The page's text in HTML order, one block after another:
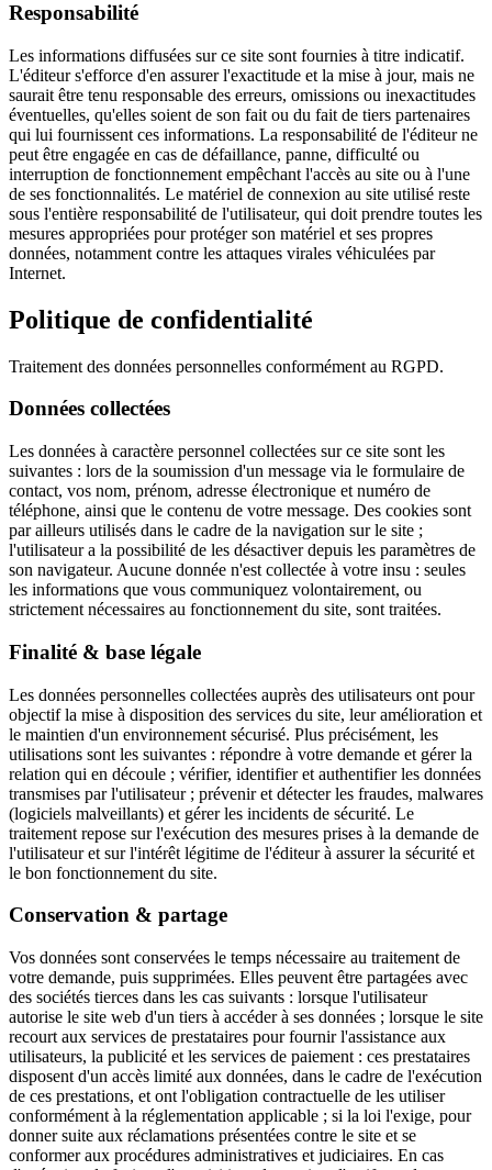
Responsabilité
Les informations diffusées sur ce site sont fournies à titre indicatif.
L'éditeur s'efforce d'en assurer l'exactitude et la mise à jour, mais ne
saurait être tenu responsable des erreurs, omissions ou inexactitudes
éventuelles, qu'elles soient de son fait ou du fait de tiers partenaires
qui lui fournissent ces informations. La responsabilité de l'éditeur ne
peut être engagée en cas de défaillance, panne, difficulté ou
interruption de fonctionnement empêchant l'accès au site ou à l'une
de ses fonctionnalités. Le matériel de connexion au site utilisé reste
sous l'entière responsabilité de l'utilisateur, qui doit prendre toutes les
mesures appropriées pour protéger son matériel et ses propres
données, notamment contre les attaques virales véhiculées par
Internet.
Politique de confidentialité
Traitement des données personnelles conformément au RGPD.
Données collectées
Les données à caractère personnel collectées sur ce site sont les
suivantes : lors de la soumission d'un message via le formulaire de
contact, vos nom, prénom, adresse électronique et numéro de
téléphone, ainsi que le contenu de votre message. Des cookies sont
par ailleurs utilisés dans le cadre de la navigation sur le site ;
l'utilisateur a la possibilité de les désactiver depuis les paramètres de
son navigateur. Aucune donnée n'est collectée à votre insu : seules
les informations que vous communiquez volontairement, ou
strictement nécessaires au fonctionnement du site, sont traitées.
Finalité & base légale
Les données personnelles collectées auprès des utilisateurs ont pour
objectif la mise à disposition des services du site, leur amélioration et
le maintien d'un environnement sécurisé. Plus précisément, les
utilisations sont les suivantes : répondre à votre demande et gérer la
relation qui en découle ; vérifier, identifier et authentifier les données
transmises par l'utilisateur ; prévenir et détecter les fraudes, malwares
(logiciels malveillants) et gérer les incidents de sécurité. Le
traitement repose sur l'exécution des mesures prises à la demande de
l'utilisateur et sur l'intérêt légitime de l'éditeur à assurer la sécurité et
le bon fonctionnement du site.
Conservation & partage
Vos données sont conservées le temps nécessaire au traitement de
votre demande, puis supprimées. Elles peuvent être partagées avec
des sociétés tierces dans les cas suivants : lorsque l'utilisateur
autorise le site web d'un tiers à accéder à ses données ; lorsque le site
recourt aux services de prestataires pour fournir l'assistance aux
utilisateurs, la publicité et les services de paiement : ces prestataires
disposent d'un accès limité aux données, dans le cadre de l'exécution
de ces prestations, et ont l'obligation contractuelle de les utiliser
conformément à la réglementation applicable ; si la loi l'exige, pour
donner suite aux réclamations présentées contre le site et se
conformer aux procédures administratives et judiciaires. En cas